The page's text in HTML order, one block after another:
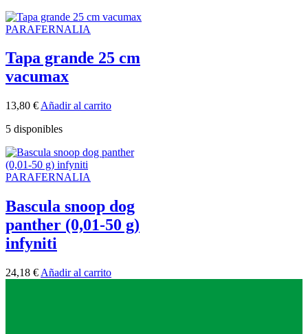
PARAFERNALIA
Tapa grande 25 cm
vacumax
13,80 € Añadir al carrito
5 disponibles
PARAFERNALIA
Bascula snoop dog
panther (0,01-50 g)
infyniti
24,18 € Añadir al carrito